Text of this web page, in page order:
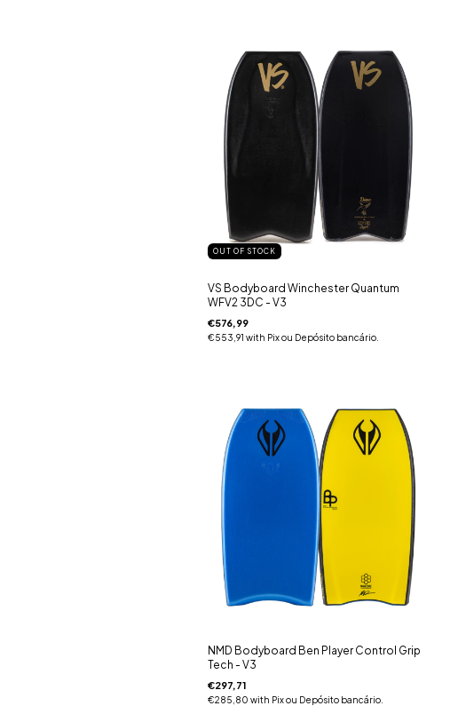
OUT OF STOCK
VS Bodyboard Winchester Quantum
WFV2 3DC - V3
€576,99
€553,91 with Pix ou Depósito bancário.
NMD Bodyboard Ben Player Control Grip
Tech - V3
€297,71
€285,80 with Pix ou Depósito bancário.